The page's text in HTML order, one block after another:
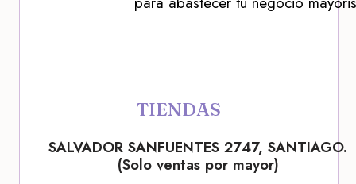
TIENDAS
SALVADOR SANFUENTES 2747, SANTIAGO.
(Solo ventas por mayor)